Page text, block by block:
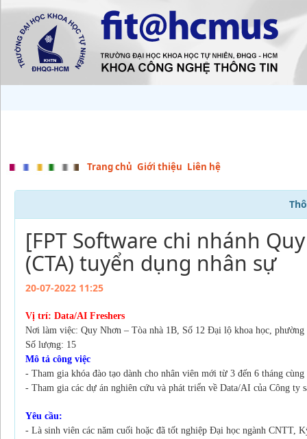
Trang chủ Giới thiệu Liên hệ
[FPT Software chi nhánh
(CTA) tuyển dụng nhân sự
20-07-2022 11:25
Vị trí: Data/AI Freshers
Nơi làm việc: Quy Nhơn – Tòa nhà 1B, Số 12 Đại lộ khoa học, phường
Số lượng: 15
Mô tả công việc
- Tham gia khóa đào tạo dành cho nhân viên mới từ 3 đến 6 tháng
- Tham gia các dự án nghiên cứu và phát triển về Data/AI của Công ty
Yêu cầu:
- Là sinh viên các năm cuối hoặc đã tốt nghiệp Đại học ngành CNTT,